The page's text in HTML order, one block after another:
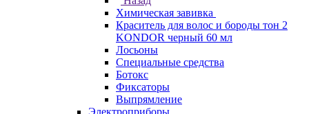
Химическая завивка
Краситель для волос и бороды тон 2
KONDOR черный 60 мл
Лосьоны
Специальные средства
Ботокс
Фиксаторы
Выпрямление
Электроприборы